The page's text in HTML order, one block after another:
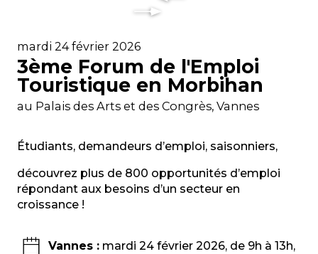
mardi 24 février 2026
3ème Forum de l'Emploi
Touristique en Morbihan
au Palais des Arts et des Congrès, Vannes
Étudiants, demandeurs d’emploi, saisonniers,
découvrez plus de 800 opportunités d’emploi
répondant aux besoins d’un secteur en
croissance !
Vannes : mardi 24 février 2026, de 9h à 13h,